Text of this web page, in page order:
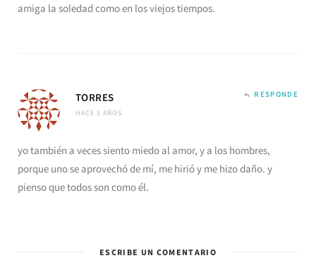
amiga la soledad como en los viejos tiempos.
TORRES
HACE 5 AÑOS
RESPONDE
yo también a veces siento miedo al amor, y a los hombres,
porque uno se aprovechó de mí, me hirió y me hizo daño. y
pienso que todos son como él.
ESCRIBE UN COMENTARIO